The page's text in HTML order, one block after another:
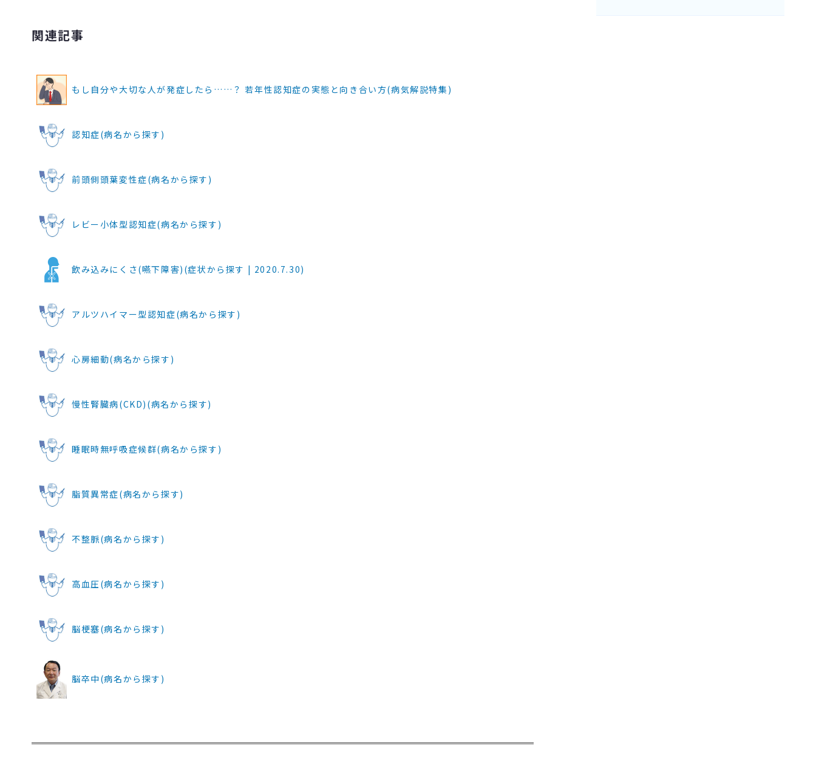
関連記事
もし自分や大切な人が発症したら……？ 若年性認知症の実態と向き合い方(病気解説特集)
認知症(病名から探す)
前頭側頭葉変性症(病名から探す)
レビー小体型認知症(病名から探す)
飲み込みにくさ(嚥下障害)(症状から探す | 2020.7.30)
アルツハイマー型認知症(病名から探す)
心房細動(病名から探す)
慢性腎臓病(CKD)(病名から探す)
睡眠時無呼吸症候群(病名から探す)
脂質異常症(病名から探す)
不整脈(病名から探す)
高血圧(病名から探す)
脳梗塞(病名から探す)
脳卒中(病名から探す)